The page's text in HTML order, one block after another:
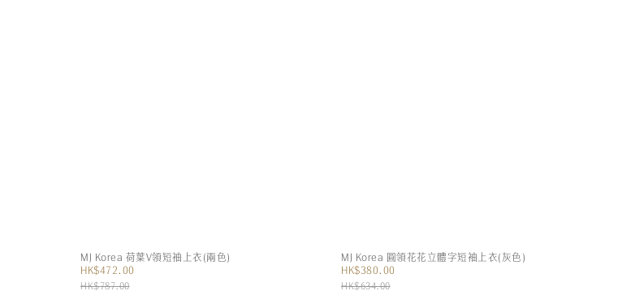
MJ Korea 荷葉V領短袖上衣(兩色)
HK$472.00
HK$787.00
MJ Korea 圓領花花立體字短袖上衣(灰色)
HK$380.00
HK$634.00